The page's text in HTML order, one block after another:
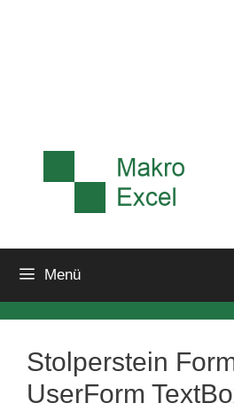
Menü
Stolperstein
UserForm